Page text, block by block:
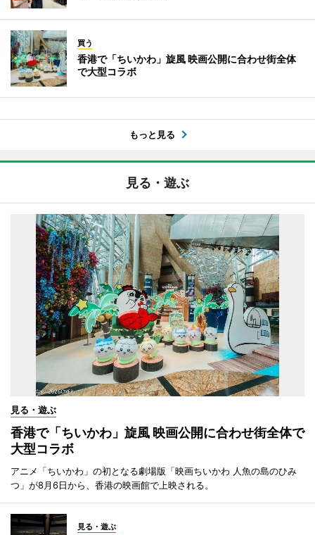
買う
香港で「ちいかわ」旋風 映画公開に合わせ街全体
で大型コラボ
もっと見る
見る・遊ぶ
見る・遊ぶ
香港で「ちいかわ」旋風 映画公開に合わせ街全体で
大型コラボ
アニメ「ちいかわ」の初となる劇場版「映画ちいかわ 人魚の島のひみ
つ」が8月6日から、香港の映画館で上映される。
見る・遊ぶ